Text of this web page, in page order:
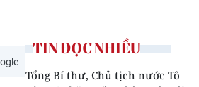
TIN ĐỌC NHIỀU
Tổng Bí thư, Chủ tịch nước Tô